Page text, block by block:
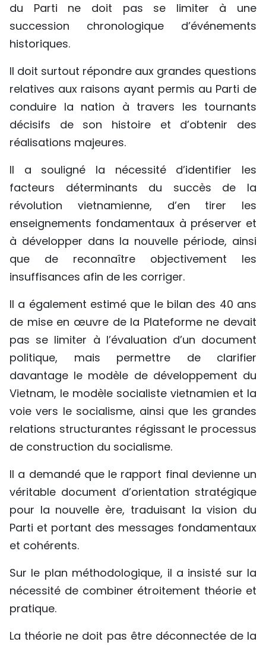
du Parti ne doit pas se limiter à une
succession chronologique d’événements
historiques.
Il doit surtout répondre aux grandes questions
relatives aux raisons ayant permis au Parti de
conduire la nation à travers les tournants
décisifs de son histoire et d’obtenir des
réalisations majeures.
Il a souligné la nécessité d’identifier les
facteurs déterminants du succès de la
révolution vietnamienne, d’en tirer les
enseignements fondamentaux à préserver et
à développer dans la nouvelle période, ainsi
que de reconnaître objectivement les
insuffisances afin de les corriger.
Il a également estimé que le bilan des 40 ans
de mise en œuvre de la Plateforme ne devait
pas se limiter à l’évaluation d’un document
politique, mais permettre de clarifier
davantage le modèle de développement du
Vietnam, le modèle socialiste vietnamien et la
voie vers le socialisme, ainsi que les grandes
relations structurantes régissant le processus
de construction du socialisme.
Il a demandé que le rapport final devienne un
véritable document d’orientation stratégique
pour la nouvelle ère, traduisant la vision du
Parti et portant des messages fondamentaux
et cohérents.
Sur le plan méthodologique, il a insisté sur la
nécessité de combiner étroitement théorie et
pratique.
La théorie ne doit pas être déconnectée de la